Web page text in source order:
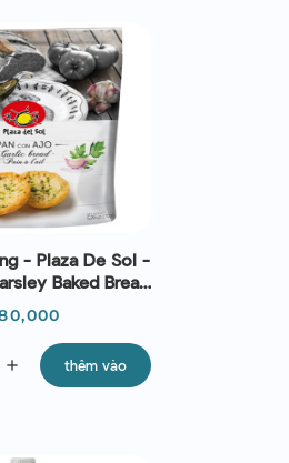
- Plaza De Sol -
Baked Bread
add thêm vào